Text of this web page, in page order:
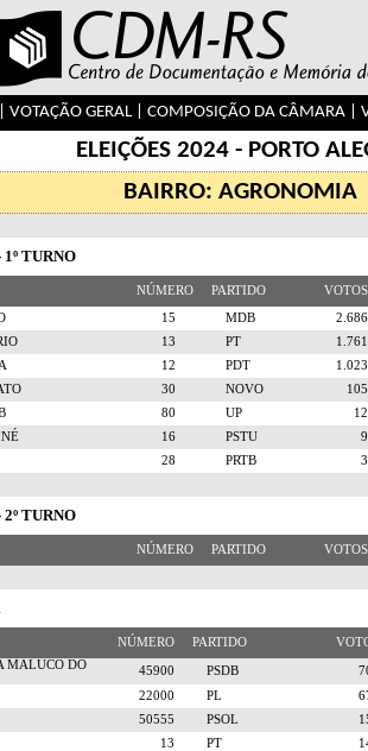
VOTAÇÃO GERAL| COMPOSIÇÃO DA CÂMARA|
ELEIÇÕES 2024 - PORTO
BAIRRO: AGRONOMIA
TURNO
NÚMERO PARTIDO
15 MDB
13 PT
12 PDT
30 NOVO
80 UP
16 PSTU
28 PRTB
TURNO
NÚMERO PARTIDO
NÚMERO PARTIDO
MALUCO DO
45900 PSDB
22000 PL
50555 PSOL
13 PT